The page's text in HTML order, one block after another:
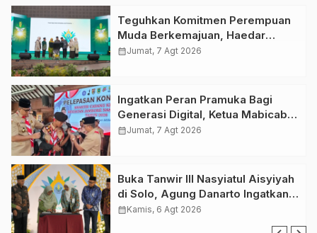
Teguhkan Komitmen Perempuan
Muda Berkemajuan, Haedar
Nashir Buka Muktamar ke-15
calendar_monthJumat, 7 Agt 2026
Ingatkan Peran Pramuka Bagi
Generasi Digital, Ketua Mabicab
Gerakan Pramuka Klaten Lepas
calendar_monthJumat, 7 Agt 2026
Buka Tanwir III Nasyiatul Aisyiyah
di Solo, Agung Danarto Ingatkan
Tigal Hal Ini Untuk Para Kader NA
calendar_monthKamis, 6 Agt 2026